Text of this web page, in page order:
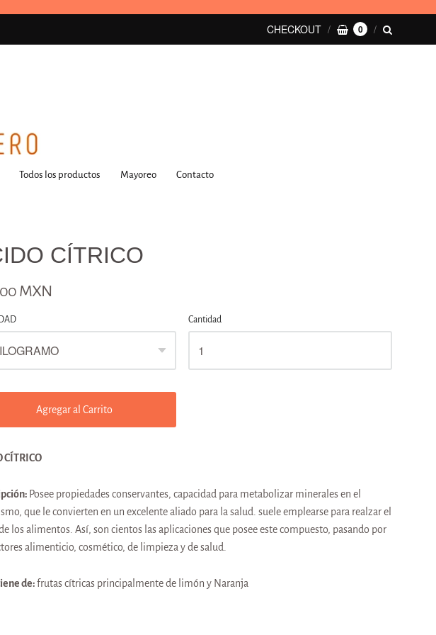
CHECKOUT 0
Todos los productos Mayoreo Contacto
CÍTRICO
MXN
Cantidad
Agregar al Carrito
CÍTRICO
Posee propiedades conservantes, capacidad para metabolizar minerales en el
que le convierten en un excelente aliado para la salud. suele emplearse para realzar el
los alimentos. Así, son cientos las aplicaciones que posee este compuesto, pasando por
alimenticio, cosmético, de limpieza y de salud.
de:frutas cítricas principalmente de limón y Naranja